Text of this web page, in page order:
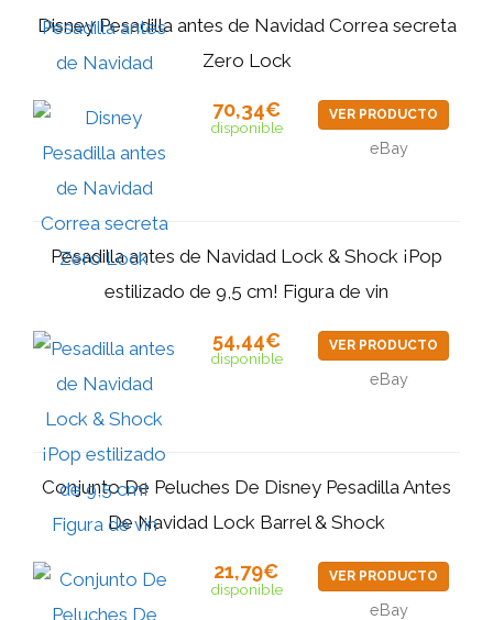
Disney Pesadilla antes de Navidad Correa secreta
Zero Lock
70,34€
disponible
VER PRODUCTO
eBay
Pesadilla antes de Navidad Lock & Shock ¡Pop
estilizado de 9,5 cm! Figura de vin
54,44€
disponible
VER PRODUCTO
eBay
Conjunto De Peluches De Disney Pesadilla Antes
De Navidad Lock Barrel & Shock
21,79€
disponible
VER PRODUCTO
eBay